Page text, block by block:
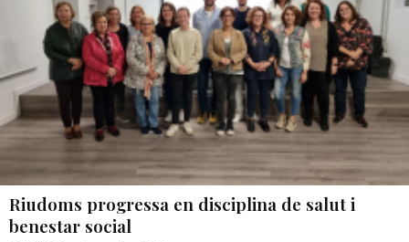
Riudoms progressa en disciplina de salut i
benestar social